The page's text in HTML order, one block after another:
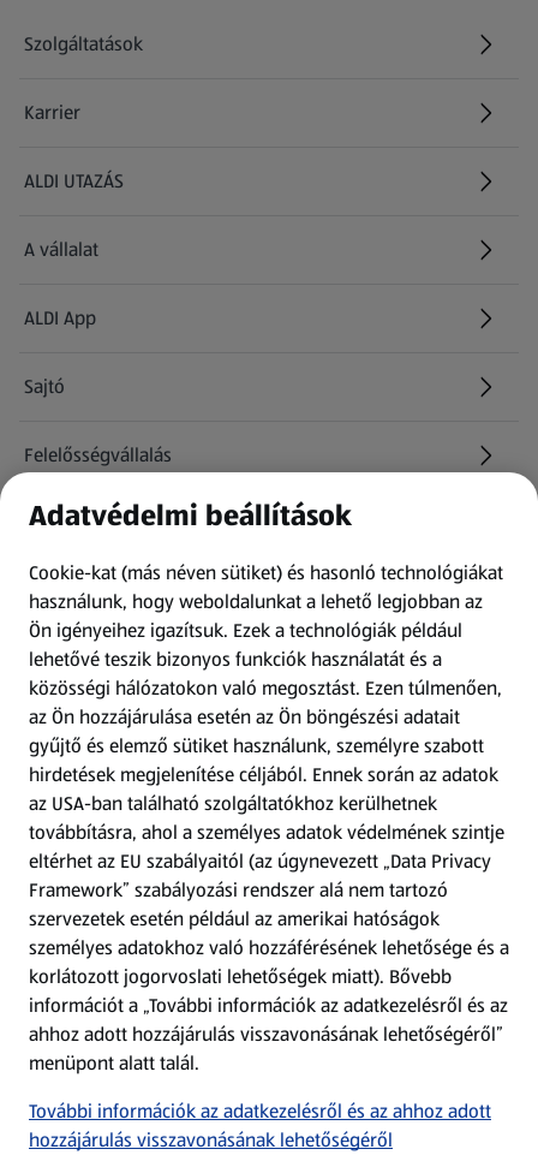
Szolgáltatások
Karrier
(új oldalon nyílik meg)
ALDI UTAZÁS
(új oldalon nyílik meg)
A vállalat
ALDI App
Sajtó
Felelősségvállalás
Információk
Kérdőív
Fizetési lehetőségek
ALDI utalványok
Árcsökkentés
Adattörlő alkalmazás
Szervizpont
(új oldalon nyílik meg)
Fedezz fel minket az interneten!
Töltsd le az ALDI Magyarország applikációt!
Adatvédelmi beállítások
Cookie-kat (más néven sütiket) és hasonló technológiákat
használunk, hogy weboldalunkat a lehető legjobban az
Ön igényeihez igazítsuk. Ezek a technológiák például
lehetővé teszik bizonyos funkciók használatát és a
közösségi hálózatokon való megosztást. Ezen túlmenően,
az Ön hozzájárulása esetén az Ön böngészési adatait
gyűjtő és elemző sütiket használunk, személyre szabott
hirdetések megjelenítése céljából. Ennek során az adatok
az USA-ban található szolgáltatókhoz kerülhetnek
továbbításra, ahol a személyes adatok védelmének szintje
eltérhet az EU szabályaitól (az úgynevezett „Data Privacy
Framework” szabályozási rendszer alá nem tartozó
szervezetek esetén például az amerikai hatóságok
személyes adatokhoz való hozzáférésének lehetősége és a
korlátozott jogorvoslati lehetőségek miatt). Bővebb
információt a „További információk az adatkezelésről és az
ahhoz adott hozzájárulás visszavonásának lehetőségéről”
menüpont alatt talál.
További információk az adatkezelésről és az ahhoz adott
hozzájárulás visszavonásának lehetőségéről